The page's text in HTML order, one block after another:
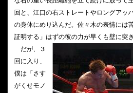
回と、江口の右ストレートやロングアッ
の身体にめり込んだ。佐々木の表情には
証明する」はずの彼の力が早くも壁に突
だが、３
回に入り、
僕は「さす
がくせモノ